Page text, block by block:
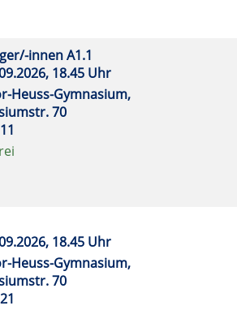
innen A1.1
18.45 Uhr
Heuss-Gymnasium,
70
18.45 Uhr
Heuss-Gymnasium,
70